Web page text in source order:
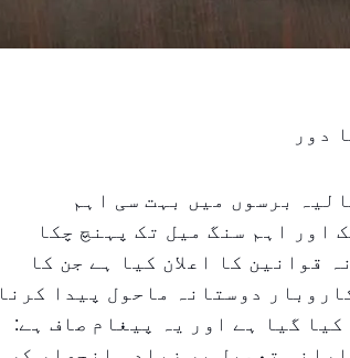
دور
برسوں میں بہت سی اہم
اور اہم سنگ میل تک پہنچ چکا
قوانین کا اعلان کیا ہے جن کا
دوستانہ ماحول پیدا کرنا
گیا ہے اور یہ پیغام صاف ہے: